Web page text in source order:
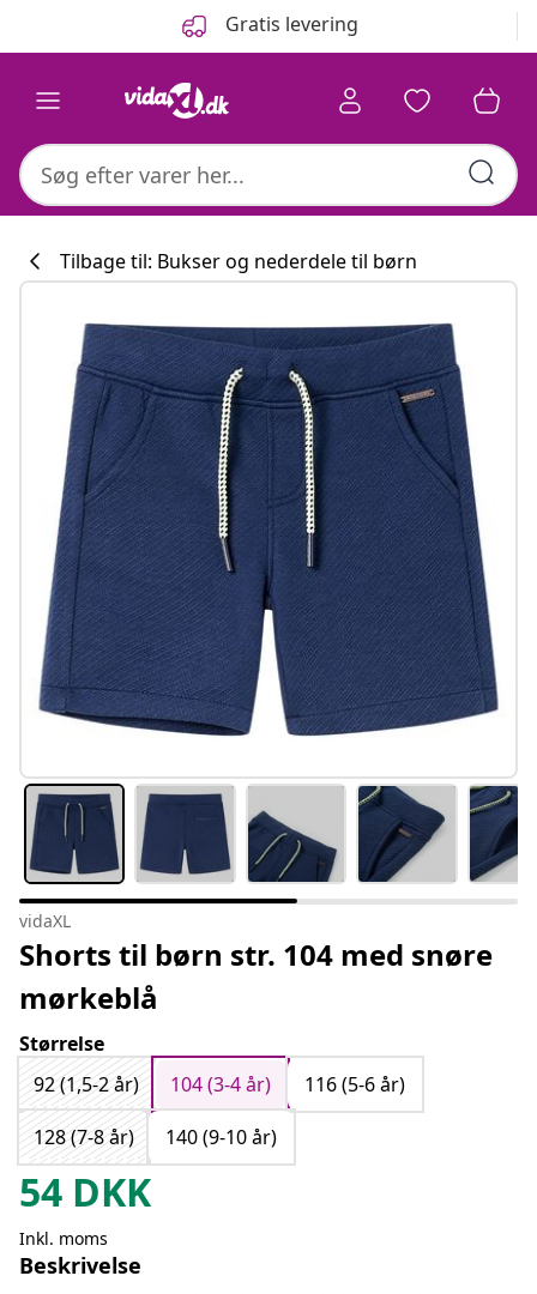
Gratis levering
#sharemevidaxl
Tilbage til: Bukser og nederdele til børn
vidaXL
Shorts til børn str. 104 med snøre
mørkeblå
Størrelse
92 (1,5-2 år)
104 (3-4 år)
116 (5-6 år)
128 (7-8 år)
140 (9-10 år)
54 DKK
Inkl. moms
Beskrivelse